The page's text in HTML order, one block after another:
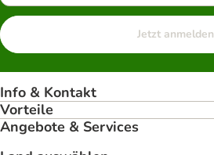
Jetzt anmelden
Info & Kontakt
Vorteile
Angebote & Services